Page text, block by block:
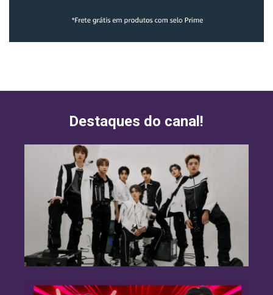
Destaques do canal!